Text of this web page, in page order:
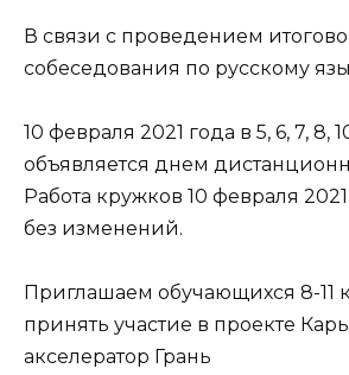
В связи с проведением
собеседования по русскому
10 февраля 2021 года в 5, 6, 7, 8,
объявляется днем
Работа кружков 10 февраля
без изменений.
Приглашаем обучающихся 8-11
принять участие в проекте
акселератор Грань